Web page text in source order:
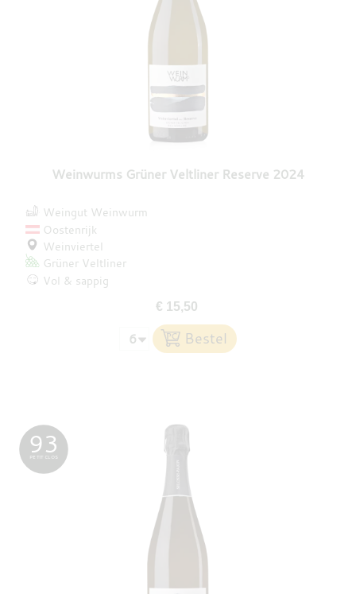
Weinwurms Grüner Veltliner Reserve 2024
Weingut Weinwurm
Oostenrijk
Weinviertel
Grüner Veltliner
Vol & sappig
€ 15,50
93
PETIT CLOS